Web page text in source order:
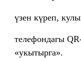
үзен күреп,
телефондагы
«укытырга».